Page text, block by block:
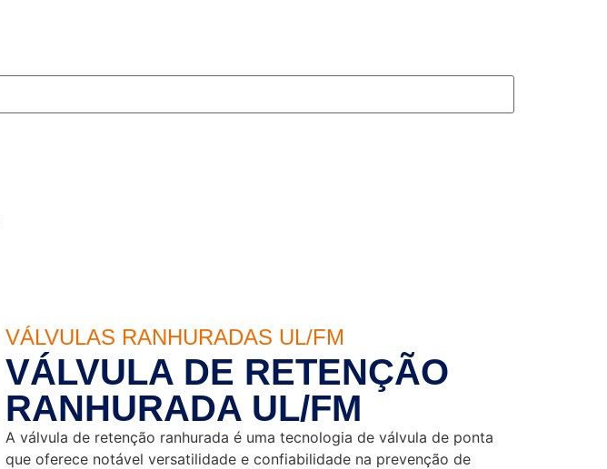
VÁLVULAS RANHURADAS UL/FM
VÁLVULA DE RETENÇÃO
RANHURADA UL/FM
A válvula de retenção ranhurada é uma tecnologia de válvula de ponta
que oferece notável versatilidade e confiabilidade na prevenção de